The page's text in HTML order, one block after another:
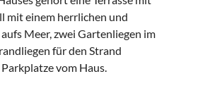
mit einem herrlichen und
Meer, zwei Gartenliegen im
für den Strand
vom Haus.